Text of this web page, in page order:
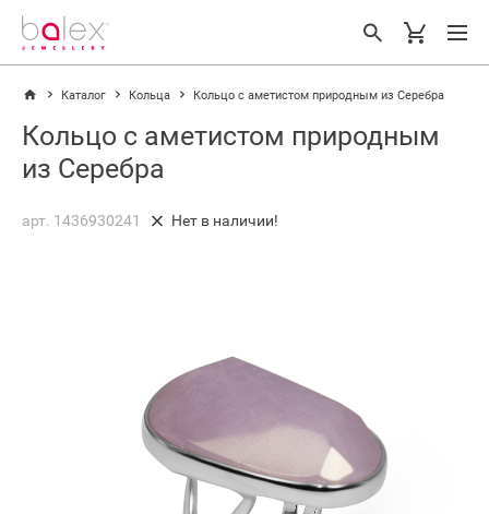
Каталог Кольца Кольцо с аметистом природным из Серебра
Кольцо с аметистом природным
из Серебра
арт. 1436930241 Нет в наличии!